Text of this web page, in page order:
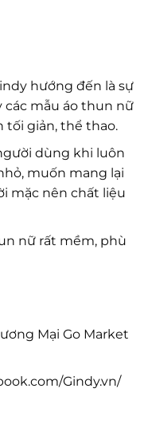
hướng đến là sự
các mẫu áo thun nữ
tối giản, thể thao.
dùng khi luôn
muốn mang lại
mặc nên chất liệu
nữ rất mềm, phù
Mại Go Market
Gindy.vn/